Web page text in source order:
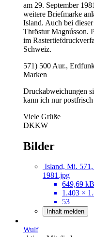
am 29. September
weitere Briefmarke
Island. Auch bei
Thröstur Magnússon.
im
Schweiz.
571) 500 Aur.,
Marken
Druckabweichungen
kann ich nur postfrisch
Viele Grüße
DKKW
Bilder
Island, Mi. 571,
1981.jpg
649,69 kB
1.403 ×
53
Inhalt melden
Wulf